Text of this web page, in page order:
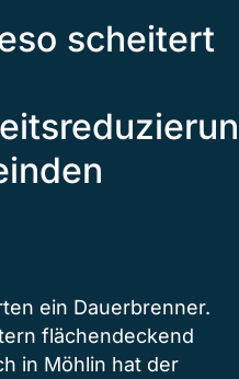
scheitert
ein Dauerbrenner.
flächendeckend
in Möhlin hat der